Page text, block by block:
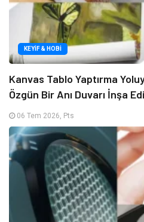
KEYIF & HOBI
Kanvas Tablo Yaptırma
Özgün Bir Anı Duvarı İnşa
06 Tem 2026, Pts